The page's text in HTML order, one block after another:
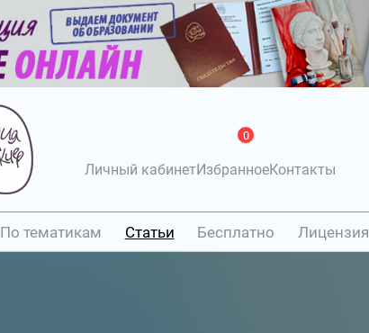
Личный кабинетИзбранное
0
Контакты
По тематикам Статьи Бесплатно Лицензия